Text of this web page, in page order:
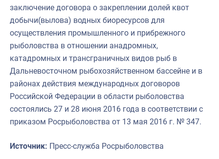
заключение договора о закреплении долей квот
добычи(вылова) водных биоресурсов для
осуществления промышленного и прибрежного
рыболовства в отношении анадромных,
катадромных и трансграничных видов рыб в
Дальневосточном рыбохозяйственном бассейне и в
районах действия международных договоров
Российской Федерации в области рыболовства
состоялись 27 и 28 июня 2016 года в соответствии с
приказом Росрыболовства от 13 мая 2016 г. № 347.
Источник: Пресс-служба Росрыболовства